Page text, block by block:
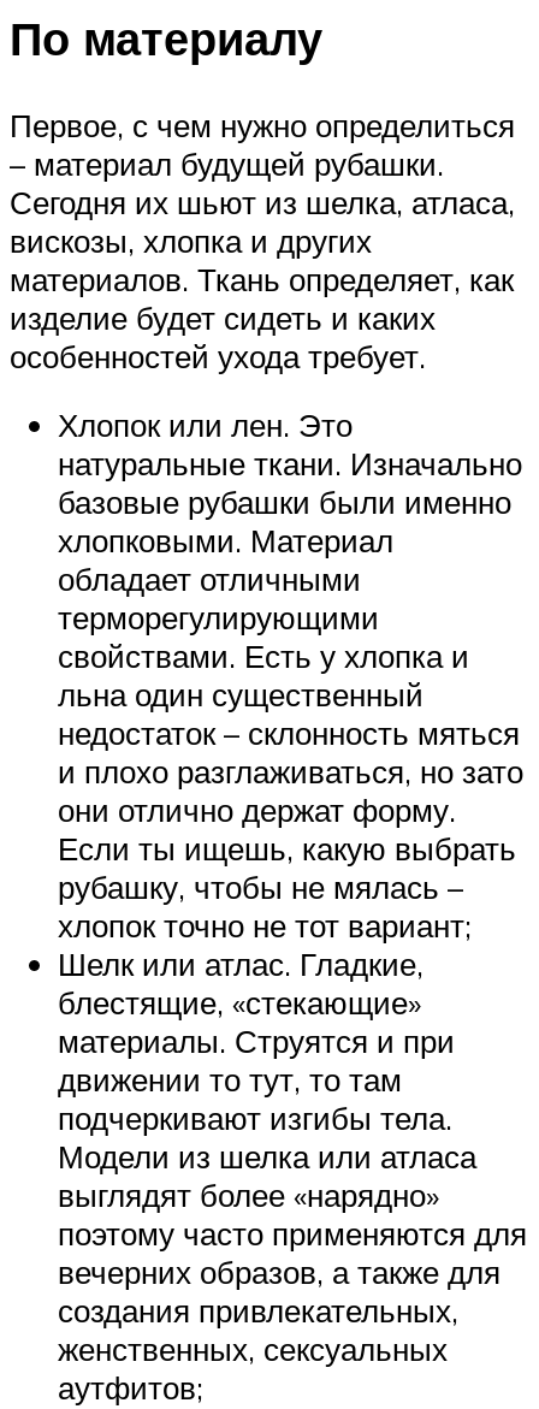
По материалу
Первое, с чем нужно определиться
– материал будущей рубашки.
Сегодня их шьют из шелка, атласа,
вискозы, хлопка и других
материалов. Ткань определяет, как
изделие будет сидеть и каких
особенностей ухода требует.
Хлопок или лен. Это
натуральные ткани. Изначально
базовые рубашки были именно
хлопковыми. Материал
обладает отличными
терморегулирующими
свойствами. Есть у хлопка и
льна один существенный
недостаток – склонность мяться
и плохо разглаживаться, но зато
они отлично держат форму.
Если ты ищешь, какую выбрать
рубашку, чтобы не мялась –
хлопок точно не тот вариант;
Шелк или атлас. Гладкие,
блестящие, «стекающие»
материалы. Струятся и при
движении то тут, то там
подчеркивают изгибы тела.
Модели из шелка или атласа
выглядят более «нарядно»
поэтому часто применяются для
вечерних образов, а также для
создания привлекательных,
женственных, сексуальных
аутфитов;